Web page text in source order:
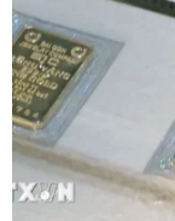
đẹp kiến
25/10/2022 09:40
Chùa Chung
Tân Biên là một
truyền thống
tỉnh Tây Ninh.